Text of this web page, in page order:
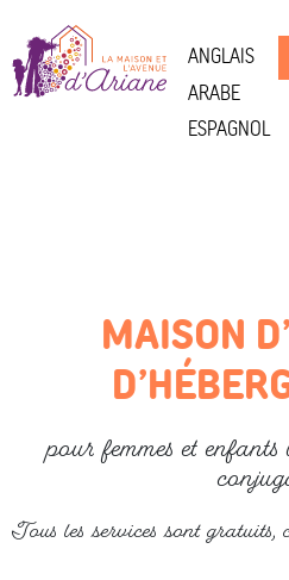
ANGLAIS
ARABE
ESPAGNOL
MAISON
pour femmes et
Tous les services sont